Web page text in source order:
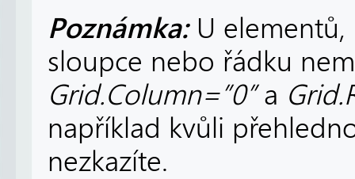
Poznámka: U
sloupce nebo řádku
Grid.Column=”0”a
například kvůli
nezkazíte.